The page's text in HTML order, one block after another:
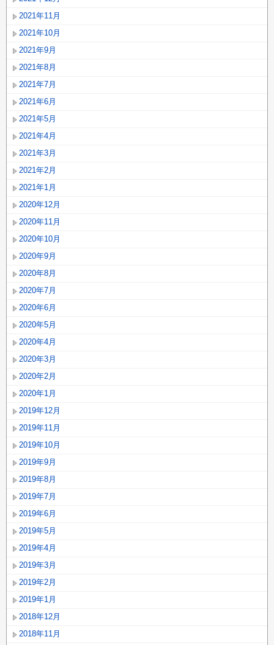
2021年11月
2021年10月
2021年9月
2021年8月
2021年7月
2021年6月
2021年5月
2021年4月
2021年3月
2021年2月
2021年1月
2020年12月
2020年11月
2020年10月
2020年9月
2020年8月
2020年7月
2020年6月
2020年5月
2020年4月
2020年3月
2020年2月
2020年1月
2019年12月
2019年11月
2019年10月
2019年9月
2019年8月
2019年7月
2019年6月
2019年5月
2019年4月
2019年3月
2019年2月
2019年1月
2018年12月
2018年11月